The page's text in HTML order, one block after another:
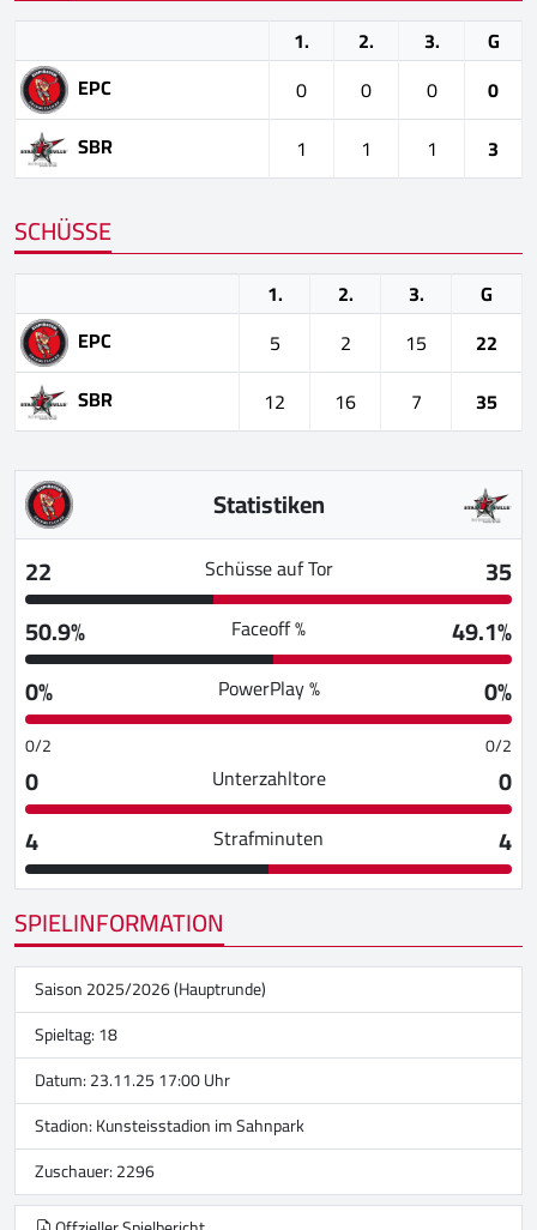
1. 2. 3.
G
EPC
0 0 0
0
SBR
1 1 1 3
SCHÜSSE
1. 2. 3.
G
EPC
5 2 15
22
SBR
12 16 7 35
Statistiken
22
Schüsse auf Tor
35
50.9%
Faceoff %
49.1%
0%
PowerPlay % 0%
0/2 0/2
0 Unterzahltore
0
4
Strafminuten
4
SPIELINFORMATION
Saison 2025/2026 (Hauptrunde)
Spieltag: 18
Datum: 23.11.25 17:00 Uhr
Stadion:Kunsteisstadion im Sahnpark
Zuschauer: 2296